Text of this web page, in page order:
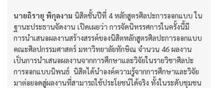
นายถิรายุ พิกุลงาม นิสิตชั้นปีที่ 4 หลักสูตรศิลปะการออกแบบ ใน
ฐานะประธานจัดงาน เปิดเผยว่า การจัดนิทรรศการในครั้งนี้มี
การนำเสนอผลงานสร้างสรรค์ของนิสิตหลักสูตรศิลปะการออกแบบ
คณะศิลปกรรมศาสตร์ มหาวิทยาลัยทักษิณ จำนวน 46 ผลงาน
เป็นการนำเสนอผลงานจากการศึกษาและวิจัยในรายวิชาศิลปะ
การออกแบบนิพนธ์ นิสิตได้นำองค์ความรู้จากการศึกษาและวิจัย
มาต่อยอดสู่ผลงานที่สามารถใช้ประโยชน์ได้จริง ทั้งในระดับชุมชน